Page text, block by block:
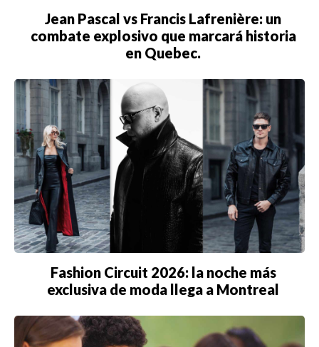
Jean Pascal vs Francis Lafrenière: un
combate explosivo que marcará historia
en Quebec.
Fashion Circuit 2026: la noche más
exclusiva de moda llega a Montreal